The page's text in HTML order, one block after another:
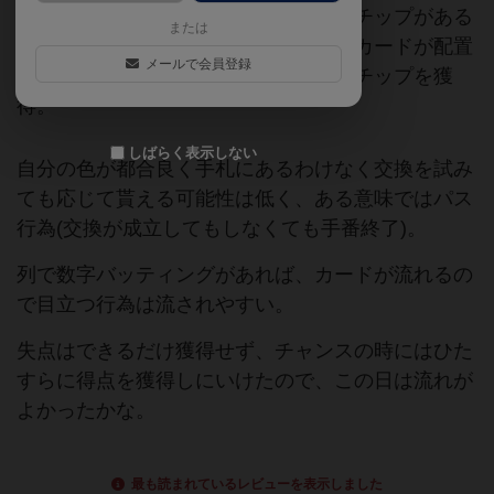
しっかりと混ぜて配る。手番になればチップがある
列にカードを配置していき、数字分のカードが配置
されたら数字合計が高いプレイヤーがチップを獲
得。
自分の色が都合良く手札にあるわけなく交換を試み
ても応じて貰える可能性は低く、ある意味ではパス
行為(交換が成立してもしなくても手番終了)。
列で数字バッティングがあれば、カードが流れるの
で目立つ行為は流されやすい。
失点はできるだけ獲得せず、チャンスの時にはひた
すらに得点を獲得しにいけたので、この日は流れが
よかったかな。
最も読まれているレビューを表示しました
または
メールで会員登録
しばらく表示しない